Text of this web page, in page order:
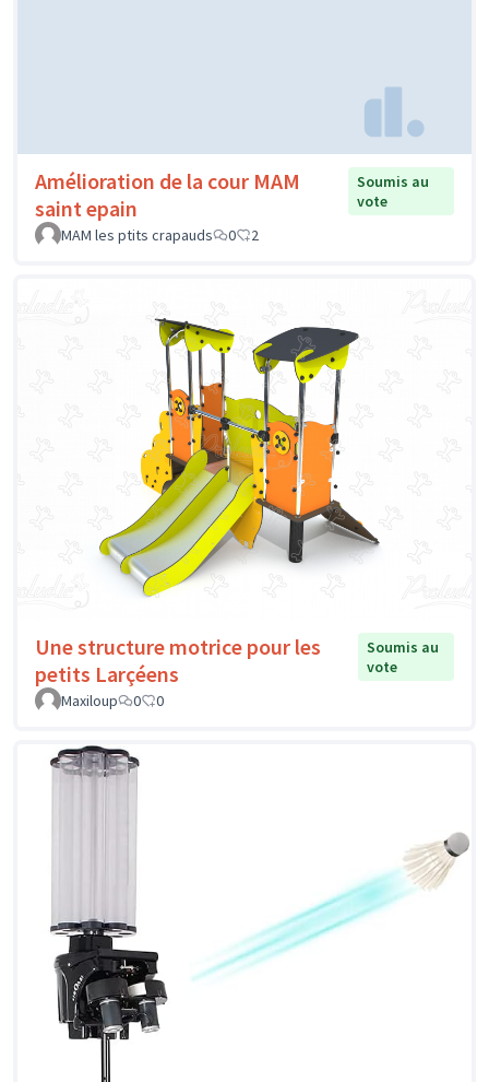
Amélioration de la cour MAM
saint epain
Soumis au
vote
MAM les ptits crapauds
0 2
Une structure motrice pour les
petits Larçéens
Soumis au
vote
Maxiloup
0 0